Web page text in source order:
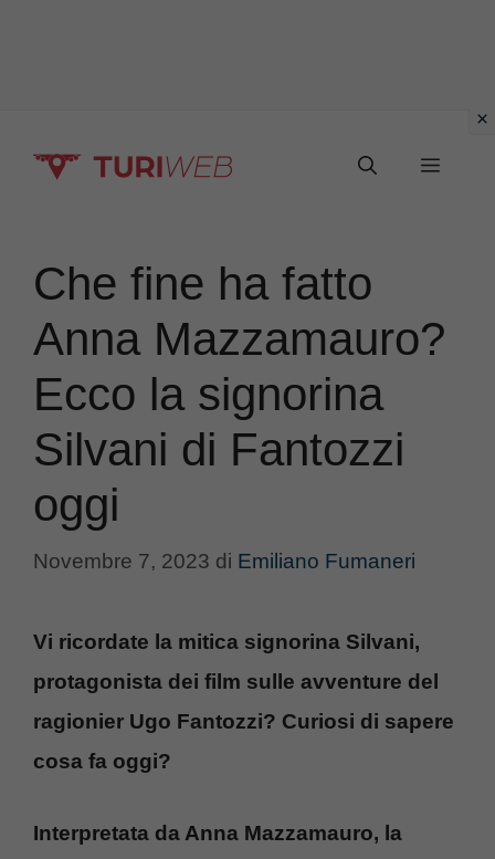
Menu
Che fine ha fatto
Anna Mazzamauro?
Ecco la signorina
Silvani di Fantozzi
oggi
Novembre 7, 2023 di Emiliano Fumaneri
Vi ricordate la mitica signorina Silvani,
protagonista dei film sulle avventure del
ragionier Ugo Fantozzi? Curiosi di sapere
cosa fa oggi?
Interpretata da Anna Mazzamauro, la